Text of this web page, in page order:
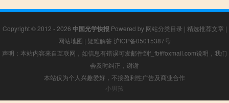
Copyright © 2012 - 2026 中国光学快报 Powered by 网站分类目录 | 精选推荐文章 |
网站地图 | 疑难解答 沪ICP备05015387号
声明：本站内容来自互联网，如信息有错误可发邮件到f_fb#foxmail.com说明，我们
会及时纠正，谢谢
本站仅为个人兴趣爱好，不接盈利性广告及商业合作
小男孩